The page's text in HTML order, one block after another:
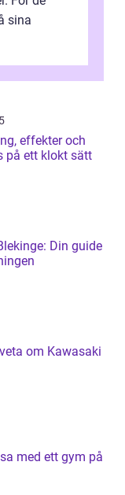
sina
effekter och
på ett klokt sätt
Din guide
om Kawasaki
med ett gym på